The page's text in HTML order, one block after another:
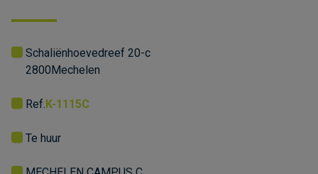
Mechelen
2800
Schaliënhoevedreef 20-c
Ref. K-1115C
Te huur